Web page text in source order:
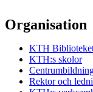
Organisation
KTH
KTH:s skolor
Rektor och